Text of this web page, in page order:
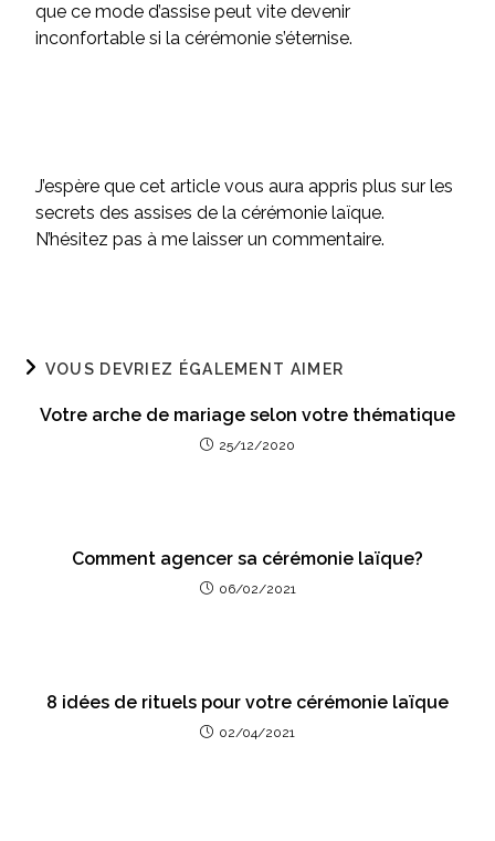
que ce mode d’assise peut vite devenir
inconfortable si la cérémonie s’éternise.
J’espère que cet article vous aura appris plus sur les
secrets des assises de la cérémonie laïque.
N’hésitez pas à me laisser un commentaire.
VOUS DEVRIEZ ÉGALEMENT AIMER
Votre arche de mariage selon votre thématique
25/12/2020
Comment agencer sa cérémonie laïque?
06/02/2021
8 idées de rituels pour votre cérémonie laïque
02/04/2021